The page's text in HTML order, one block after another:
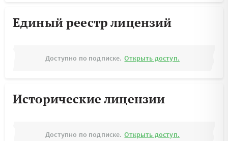
Единый реестр лицензий
Доступно по подписке. Открыть доступ.
Исторические лицензии
Доступно по подписке. Открыть доступ.